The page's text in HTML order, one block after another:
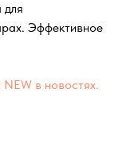
для
Эффективное
в новостях.